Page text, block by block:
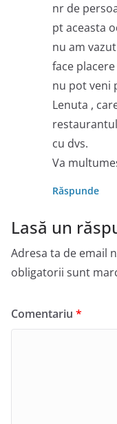
nr de
pt aceasta
nu am
face
nu pot veni
Lenuta ,
cu dvs.
Va
Răspunde
Lasă un
Adresa ta de email
obligatorii sunt
Comentariu *